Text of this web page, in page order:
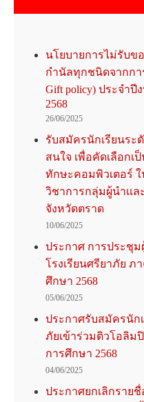
นโยบายการไม่รับข
กำนัลทุกชนิดจากก
Gift policy) ประจำ
2568
26/06/2025
รับสมัครนักเรียนระ
สนใจ เพื่อคัดเลือก
ทักษะคอมพิวเตอร์
วิชาการกลุ่มผู้นำแล
จังหวัดตราด
10/06/2025
ประกาศ การประชุ
โรงเรียนศรียาภัย ภ
ศึกษา 2568
05/06/2025
ประกาศรับสมัครนัก
ภัยเข้าร่วมติวโอลิม
การศึกษา 2568
04/06/2025
ประกาศยกเลิกราย